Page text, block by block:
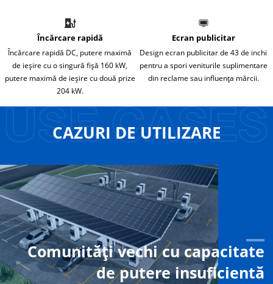
Încărcare rapidă
Încărcare rapidă DC, putere maximă
de ieșire cu o singură fișă 160 kW,
putere maximă de ieșire cu două prize
204 kW.
Ecran publicitar
Design ecran publicitar de 43 de inchi
pentru a spori veniturile suplimentare
din reclame sau influența mărcii.
CAZURI DE UTILIZARE
Comunități vechi cu capacitate
de putere insuficientă